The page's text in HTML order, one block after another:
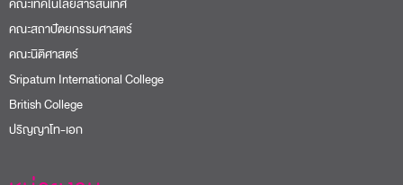
คณะเทคโนโลยีสารสนเทศ
คณะสถาปัตยกรรมศาสตร์
คณะนิติศาสตร์
Sripatum International College
British College
ปริญญาโท-เอก